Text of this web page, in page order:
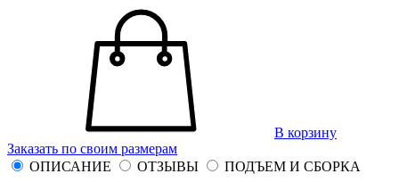
В корзину
Заказать по своим размерам
ОПИСАНИЕ
ОТЗЫВЫ ПОДЪЕМ И СБОРКА